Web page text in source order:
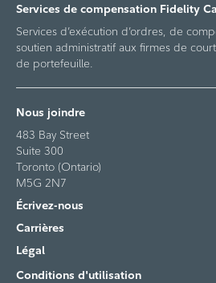
Services de compensation Fidelity
Services d’exécution d’ordres, de
soutien administratif aux firmes de
de portefeuille.
Nous joindre
483 Bay Street
Suite 300
Toronto (Ontario)
M5G 2N7
Écrivez-nous
Carrières
Légal
Conditions d'utilisation